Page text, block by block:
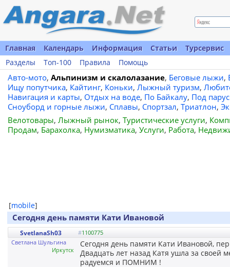
Главная Календарь Информация Статьи
Турсервис
Разделы
Топ-100 Правила Помощь
Авто-мото, Альпинизм и скалолазание, Беговые лыжи,
Ищу попутчика, Кайтинг, Коньки, Лыжный туризм,
Навигация и карты, Отдых на воде, По Байкалу, Под
Сноуборд и горные лыжи, Сплавы, Спортзал, Триатлон,
Велотовары, Лыжный рынок, Туристические услуги,
Продам, Барахолка, Нумизматика, Услуги, Работа,
[mobile]
Сегодня день памяти Кати Ивановой
SvetlanaSh03 #1100775
Светлана Шульгина
Иркутск
Сегодня день памяти Кати Ивановой,
Двадцать лет назад Катя ушла за своей
радуемся и ПОМНИМ !